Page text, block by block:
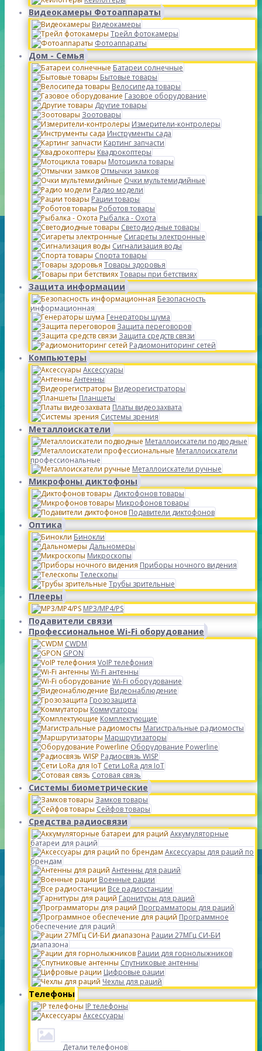
Видеокамеры Фотоаппараты
Видеокамеры
Трейл фотокамеры
Фотоаппараты
Дом - Семья
Батареи солнечные
Бытовые товары
Велосипеда товары
Газовое оборудование
Другие товары
Зоотовары
Измерители-контролеры
Инструменты сада
Картинг запчасти
Квадрокоптеры
Мотоцикла товары
Отмычки замков
Очки мультемидийные
Радио модели
Рации товары
Роботов товары
Рыбалка - Охота
Светодиодные товары
Сигареты электронные
Сигнализация воды
Спорта товары
Товары здоровья
Товары при бетствиях
Защита информации
Безопасность
информационная
Генераторы шума
Защита переговоров
Защита средств связи
Радиомониторинг сетей
Компьютеры
Аксессуары
Антенны
Видеорегистраторы
Планшеты
Платы видеозахвата
Системы зрения
Металлоискатели
Металлоискатели подводные
Металлоискатели
профессиональные
Металлоискатели ручные
Микрофоны диктофоны
Диктофонов товары
Микрофонов товары
Подавители диктофонов
Оптика
Бинокли
Дальномеры
Микроскопы
Приборы ночного видения
Телескопы
Трубы зрительные
Плееры
MP3/MP4/PS
Подавители связи
Профессиональное Wi-Fi оборудование
CWDM
GPON
VoIP телефония
Wi-Fi антенны
Wi-Fi оборудование
Видеонаблюдение
Грозозащита
Коммутаторы
Комплектующие
Магистральные радиомосты
Маршрутизаторы
Оборудование Powerline
Радиосвязь WISP
Сети LoRa для IoT
Сотовая связь
Системы биометрические
Замков товары
Сейфов товары
Средства радиосвязи
Аккумуляторные
батареи для раций
Аксессуары для раций по
брендам
Антенны для раций
Военные рации
Все радиостанции
Гарнитуры для раций
Программаторы для раций
Программное
обеспечение для раций
Рации 27МГц СИ-БИ
диапазона
Рации для горнолыжников
Спутниковые антенны
Цифровые рации
Чехлы для раций
Телефоны
IP телефоны
Аксессуары
Детали телефонов